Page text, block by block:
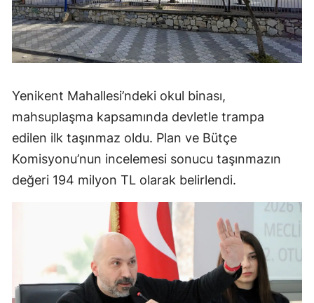
Yenikent Mahallesi’ndeki okul binası,
mahsuplaşma kapsamında devletle trampa
edilen ilk taşınmaz oldu. Plan ve Bütçe
Komisyonu’nun incelemesi sonucu taşınmazın
değeri 194 milyon TL olarak belirlendi.